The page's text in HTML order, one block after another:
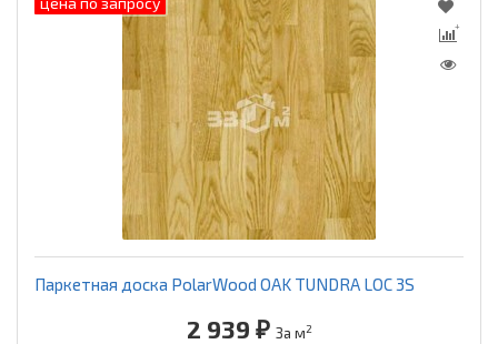
Паркетная доска PolarWood OAK TUNDRA LOC 3S
2 939 ₽ За м2